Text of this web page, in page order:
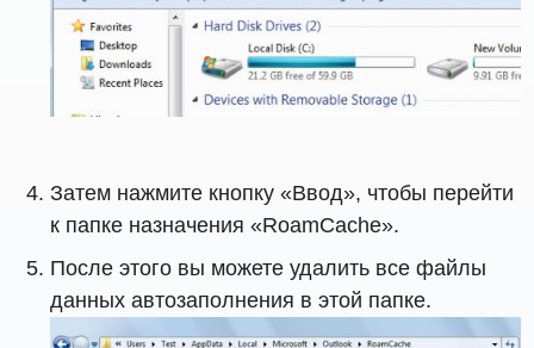
Затем нажмите кнопку «Ввод», чтобы перейти
к папке назначения «RoamCache».
После этого вы можете удалить все файлы
данных автозаполнения в этой папке.